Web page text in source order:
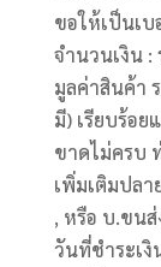
ขอให้เป็นเบ
จำนวนเงิน :
มูลค่าสินค้า
มี) เรียบร้อ
ขาดไม่ครบ
เพิ่มเติมปล
, หรือ บ.ขน
วันที่ชำระเ